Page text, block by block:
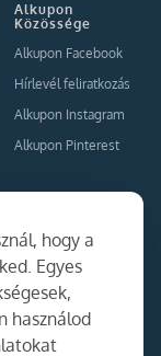
hogy a
Egyes
használod
Alkupon
Közössége
Alkupon Facebook
Hírlevél feliratkozás
Alkupon Instagram
Alkupon Pinterest
Együttműködés
Kapcsolat
Ajánlj nekünk!
Partner Belépés